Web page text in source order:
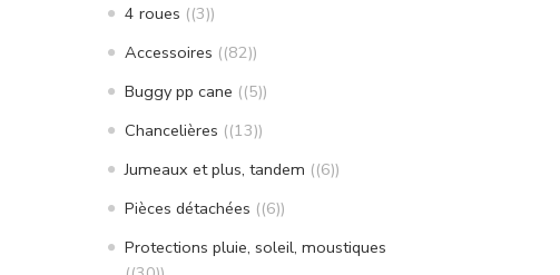
4 roues (3)
Accessoires (82)
Buggy pp cane (5)
Chancelières (13)
Jumeaux et plus, tandem (6)
Pièces détachées (6)
Protections pluie, soleil, moustiques